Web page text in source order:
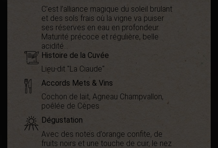
C’est l’alliance magique du soleil brulant
et des sols frais où la vigne va puiser
ses réserves en eau en profondeur.
Maturité précoce et régulière, belle
acidité…
Histoire de la Cuvée
Lieu-dit "La Ciaude"
Accords Mets & Vins
Cochon de lait, Agneau Champvallon,
poêlée de Cèpes
Dégustation
Avec des notes d’orange confite, de
fruits noirs et une touche de cuir, le nez